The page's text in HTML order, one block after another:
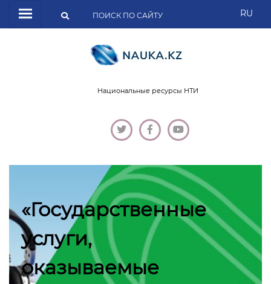
RU
Национальные ресурсы НТИ
«Государственные
услуги,
оказываемые